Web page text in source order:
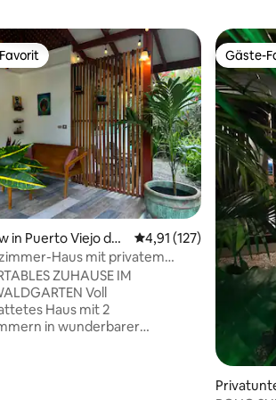
in Puerto Viejo de
Durchschnittliche
4,91 (127)
Haus mit privatem
im Dschungelgarten
ZUHAUSE IM
Voll
Haus mit 2
in wunderbarer
Gäste-
Gäste-